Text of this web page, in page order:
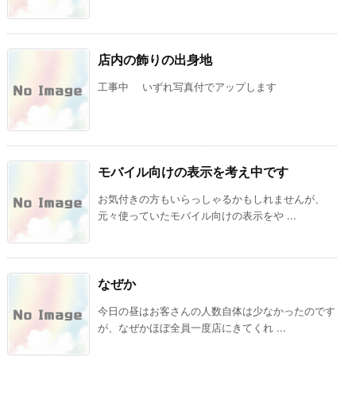
店内の飾りの出身地
工事中 いずれ写真付でアップします
モバイル向けの表示を考え中です
お気付きの方もいらっしゃるかもしれませんが、
元々使っていたモバイル向けの表示をや ...
なぜか
今日の昼はお客さんの人数自体は少なかったのです
が、なぜかほぼ全員一度店にきてくれ ...